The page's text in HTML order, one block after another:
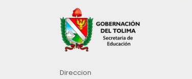
Direccion